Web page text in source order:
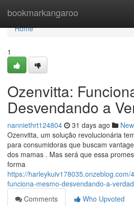
bookmarkangaroo
Home
Home
1
Ozenvitta:
Desvendando a
nanniethrt124804 31 days ago
Ozenvitta, um solução revolucionária
para consumidoras que buscam
dos mamas . Mas será que essa
forma
https://harleykuiv178035.onzeblog.com/
funciona-mesmo-desvendando-a-
Comments
Who Upvoted